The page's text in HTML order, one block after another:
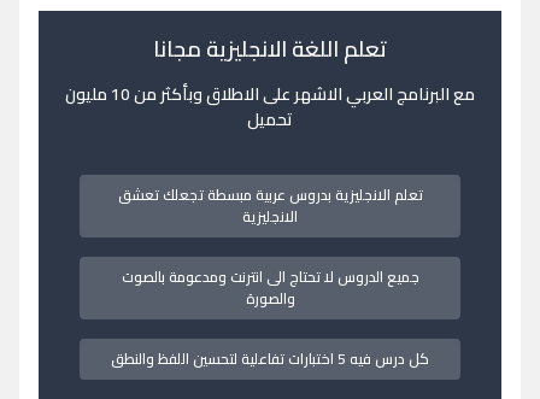
تعلم اللغة الانجليزية مجانا
مع البرنامج العربي الاشهر على الاطلاق وبأكثر من 10 مليون
تحميل
تعلم الانجليزية بدروس عربية مبسطة تجعلك تعشق
الانجليزية
جميع الدروس لا تحتاج الى انترنت ومدعومة بالصوت
والصورة
كل درس فيه 5 اختبارات تفاعلية لتحسين اللفظ والنطق